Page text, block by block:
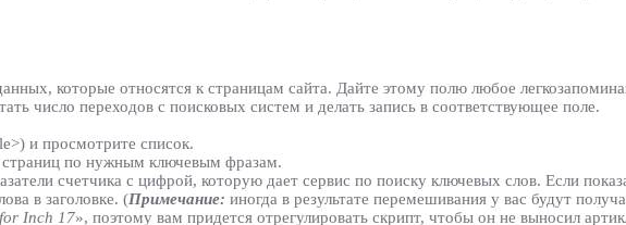
которые относятся к страницам сайта. Дайте этому полю любое
число переходов с поисковых систем и делать запись в соответствующее поле.
и просмотрите список.
по нужным ключевым фразам.
счетчика с цифрой, которую дает сервис по поиску ключевых слов. Если
в заголовке. (Примечание: иногда в результате перемешивания у вас будут
Inch 17», поэтому вам придется отрегулировать скрипт, чтобы он не выносил